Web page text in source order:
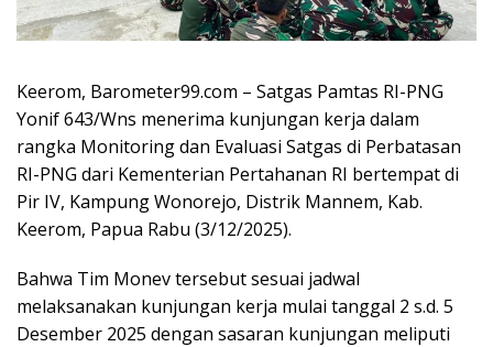
Keerom, Barometer99.com – Satgas Pamtas RI-PNG
Yonif 643/Wns menerima kunjungan kerja dalam
rangka Monitoring dan Evaluasi Satgas di Perbatasan
RI-PNG dari Kementerian Pertahanan RI bertempat di
Pir IV, Kampung Wonorejo, Distrik Mannem, Kab.
Keerom, Papua Rabu (3/12/2025).
Bahwa Tim Monev tersebut sesuai jadwal
melaksanakan kunjungan kerja mulai tanggal 2 s.d. 5
Desember 2025 dengan sasaran kunjungan meliputi